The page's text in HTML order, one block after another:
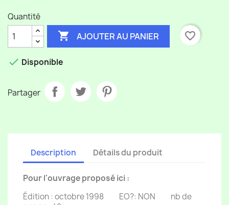
Quantité
 AJOUTER AU PANIER favorite_border
 Disponible
Partager
Description Détails du produit
Pour l'ouvrage proposé ici :
Édition : octobre 1998 EO?: NON nb de